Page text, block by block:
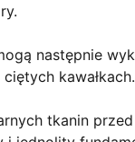
następnie
kawałkach.
tkanin